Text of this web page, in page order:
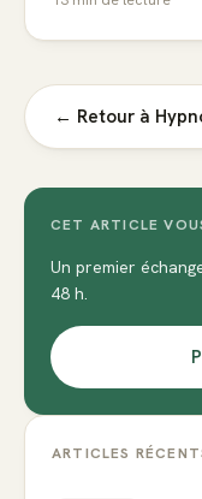
← Retour à
CET ARTICLE
Un premier
48 h.
ARTICLES